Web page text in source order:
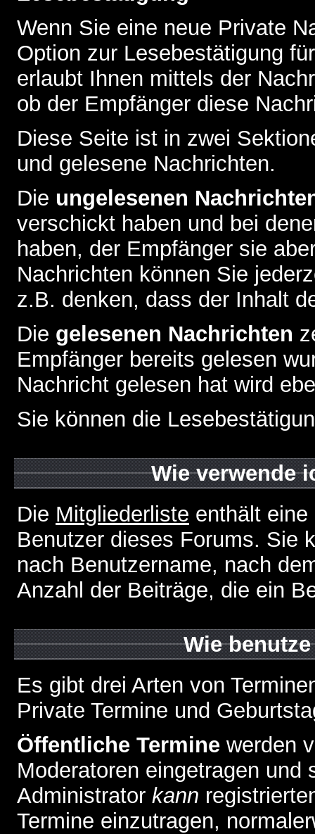
Wenn Sie eine neue Private
Option zur Lesebestätigung
erlaubt Ihnen mittels der
ob der Empfänger diese
Diese Seite ist in zwei
und gelesene Nachrichten.
Die ungelesenen
verschickt haben und bei
haben, der Empfänger sie
Nachrichten können Sie
z.B. denken, dass der Inhalt
Die gelesenen Nachrichten
Empfänger bereits gelesen
Nachricht gelesen hat wird
Sie können die
Wie verwende
Die Mitgliederliste enthält
Benutzer dieses Forums. Sie
nach Benutzername, nach
Anzahl der Beiträge, die ein
Wie
Es gibt drei Arten von
Private Termine und
Öffentliche Termine werden
Moderatoren eingetragen und
Administrator kann
Termine einzutragen,